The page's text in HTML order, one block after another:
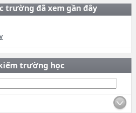
trường đã xem gần đây
trường học